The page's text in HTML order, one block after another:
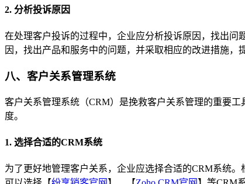
2. 分析投诉原因
在处理客户投诉的过程中，企业应分析投诉原因，找出
因，找出产品和服务中的问题，并采取相应的改进措施，
八、客户关系管理系统
客户关系管理系统（CRM）是挽救客户关系管理的重要
度。
1. 选择合适的CRM系统
为了更好地管理客户关系，企业应选择合适的CRM系统